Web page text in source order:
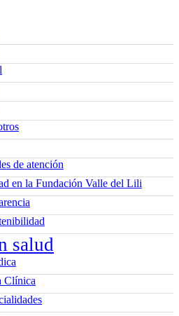
de atención
en la Fundación Valle del Lili
salud
Clínica